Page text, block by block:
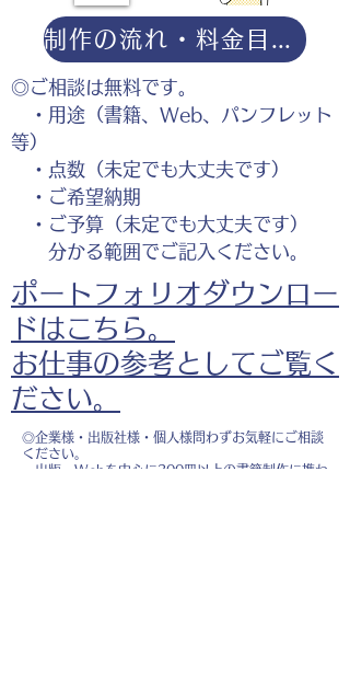
◎ご相談は無料です。
・用途（書籍、Web、パンフレット
等）
・点数（未定でも大丈夫です）
・ご希望納期
・ご予算（未定でも大丈夫です）
分かる範囲でご記入ください。
ポートフォリオダウンロー
ドはこちら。
お仕事の参考としてご覧く
ださい。
◎企業様・出版社様・個人様問わずお気軽にご相談
ください。
出版・Webを中心に300冊以上の書籍制作に携わ